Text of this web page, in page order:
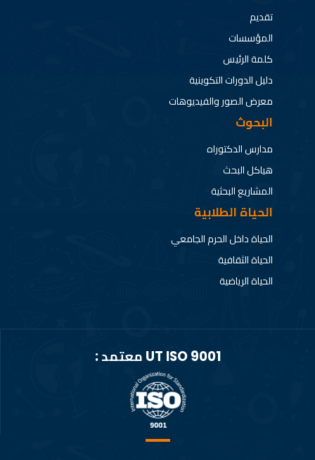
تقديم
المؤسسات
كلمة الرئيس
دليل الدورات التكوينية
معرض الصور والفيديوهات
البحوث
مدارس الدكتوراه
هياكل البحث
المشاريع البحثية
الحياة الطلابية
الحياة داخل الحرم الجامعي
الحياة الثقافية
الحياة الرياضية
UT ISO 9001 معتمد :